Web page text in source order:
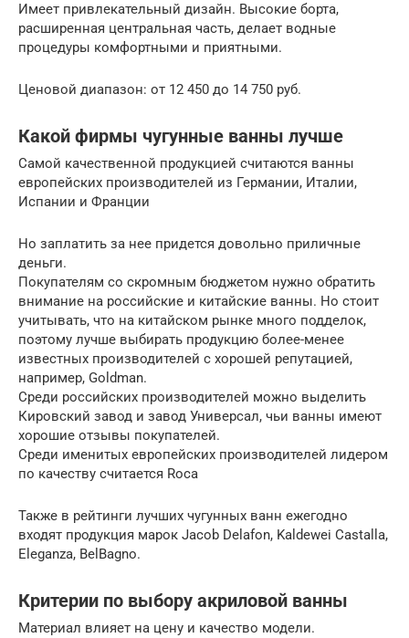
Имеет привлекательный дизайн. Высокие борта,
расширенная центральная часть, делает водные
процедуры комфортными и приятными.
Ценовой диапазон: от 12 450 до 14 750 руб.
Какой фирмы чугунные ванны лучше
Самой качественной продукцией считаются ванны
европейских производителей из Германии, Италии,
Испании и Франции
Но заплатить за нее придется довольно приличные
деньги.
Покупателям со скромным бюджетом нужно обратить
внимание на российские и китайские ванны. Но стоит
учитывать, что на китайском рынке много подделок,
поэтому лучше выбирать продукцию более-менее
известных производителей с хорошей репутацией,
например, Goldman.
Среди российских производителей можно выделить
Кировский завод и завод Универсал, чьи ванны имеют
хорошие отзывы покупателей.
Среди именитых европейских производителей лидером
по качеству считается Roca
Также в рейтинги лучших чугунных ванн ежегодно
входят продукция марок Jacob Delafon, Kaldewei Castalla,
Eleganza, BelBagno.
Критерии по выбору акриловой ванны
Материал влияет на цену и качество модели.